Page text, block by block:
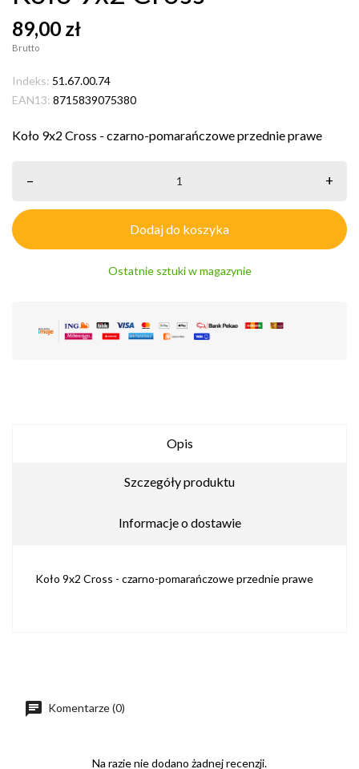
89,00 zł
Brutto
Indeks: 51.67.00.74
EAN13: 8715839075380
Koło 9x2 Cross - czarno-pomarańczowe przednie prawe
– +
Dodaj do koszyka
Ostatnie sztuki w magazynie
Opis
Szczegóły produktu
Informacje o dostawie
Koło 9x2 Cross - czarno-pomarańczowe przednie prawe
Komentarze (0)
Na razie nie dodano żadnej recenzji.